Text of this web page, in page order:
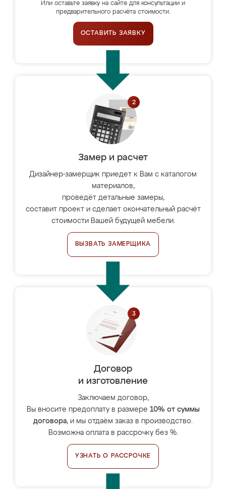
Или оставьте заявку на сайте для консультации и
предварительного расчёта стоимости.
ОСТАВИТЬ ЗАЯВКУ
Замер и расчет
Дизайнер-замерщик приедет к Вам с каталогом
материалов,
проведёт детальные замеры,
составит проект и сделает окончательный расчёт
стоимости Вашей будущей мебели.
ВЫЗВАТЬ ЗАМЕРЩИКА
Договор
и изготовление
Заключаем договор,
Вы вносите предоплату в размере 10% от суммы
договора, и мы отдаём заказ в производство.
Возможна оплата в рассрочку без %.
УЗНАТЬ О РАССРОЧКЕ